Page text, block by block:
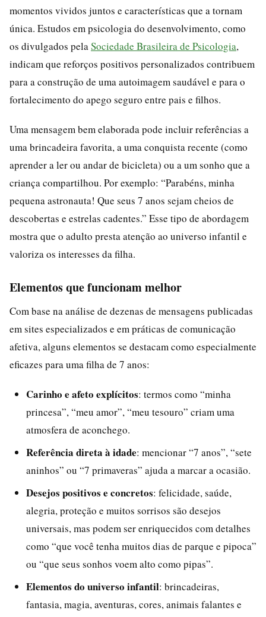
momentos vividos juntos e características que a tornam
única. Estudos em psicologia do desenvolvimento, como
os divulgados pela Sociedade Brasileira de Psicologia,
indicam que reforços positivos personalizados contribuem
para a construção de uma autoimagem saudável e para o
fortalecimento do apego seguro entre pais e filhos.
Uma mensagem bem elaborada pode incluir referências a
uma brincadeira favorita, a uma conquista recente (como
aprender a ler ou andar de bicicleta) ou a um sonho que a
criança compartilhou. Por exemplo: “Parabéns, minha
pequena astronauta! Que seus 7 anos sejam cheios de
descobertas e estrelas cadentes.” Esse tipo de abordagem
mostra que o adulto presta atenção ao universo infantil e
valoriza os interesses da filha.
Elementos que funcionam melhor
Com base na análise de dezenas de mensagens publicadas
em sites especializados e em práticas de comunicação
afetiva, alguns elementos se destacam como especialmente
eficazes para uma filha de 7 anos:
Carinho e afeto explícitos: termos como “minha
princesa”, “meu amor”, “meu tesouro” criam uma
atmosfera de aconchego.
Referência direta à idade: mencionar “7 anos”, “sete
aninhos” ou “7 primaveras” ajuda a marcar a ocasião.
Desejos positivos e concretos: felicidade, saúde,
alegria, proteção e muitos sorrisos são desejos
universais, mas podem ser enriquecidos com detalhes
como “que você tenha muitos dias de parque e pipoca”
ou “que seus sonhos voem alto como pipas”.
Elementos do universo infantil: brincadeiras,
fantasia, magia, aventuras, cores, animais falantes e